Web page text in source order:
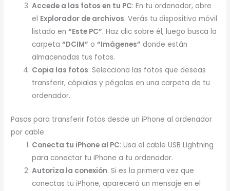
Accede a las fotos en tu PC: En tu ordenador, abre
el Explorador de archivos. Verás tu dispositivo móvil
listado en“Este PC”. Haz clic sobre él, luego busca la
carpeta“DCIM” o“Imágenes” donde están
almacenadas tus fotos.
Copia las fotos: Selecciona las fotos que deseas
transferir, cópialas y pégalas en una carpeta de tu
ordenador.
Pasos para transferir fotos desde un iPhone al ordenador
por cable
Conecta tu iPhone al PC: Usa el cable USB Lightning
para conectar tu iPhone a tu ordenador.
Autoriza la conexión: Si es la primera vez que
conectas tu iPhone, aparecerá un mensaje en el